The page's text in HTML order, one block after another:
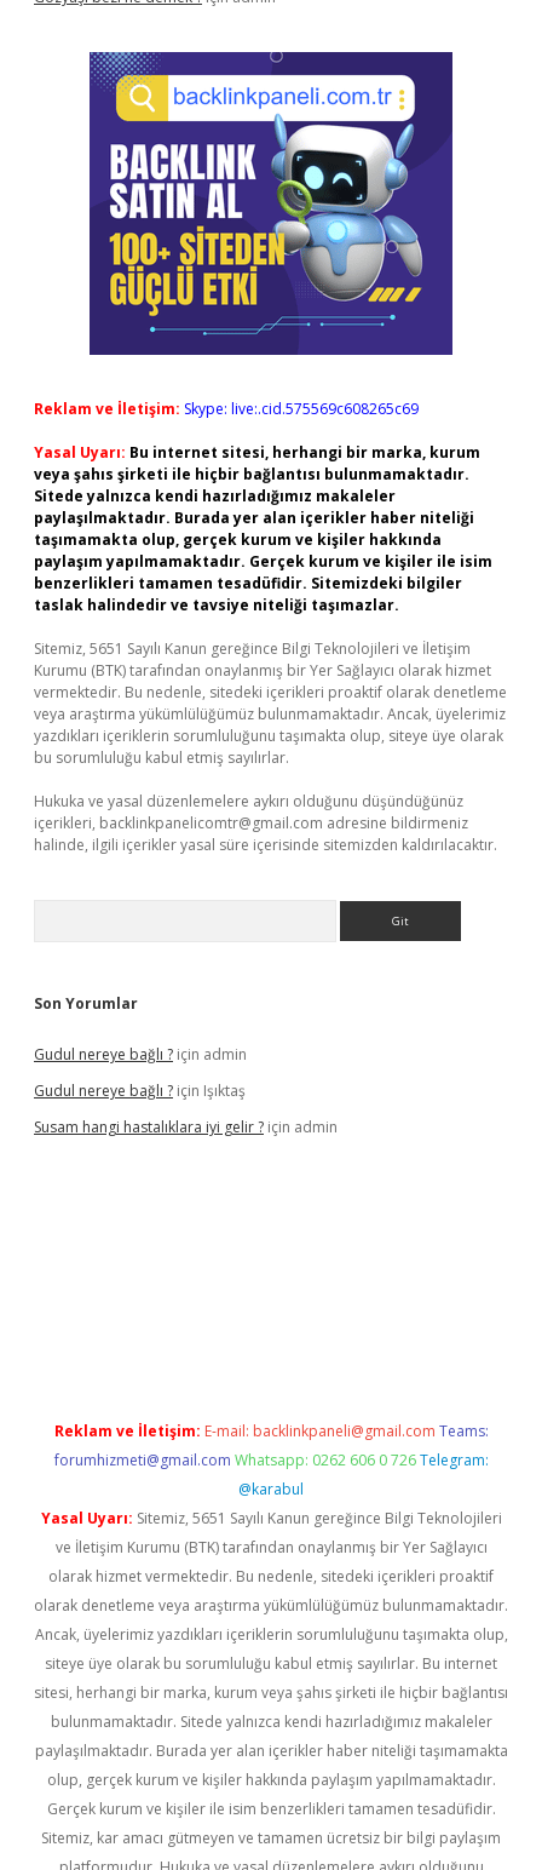
Reklam ve İletişim: Skype: live:.cid.575569c608265c69
Yasal Uyarı: Bu internet sitesi, herhangi bir marka, kurum
veya şahıs şirketi ile hiçbir bağlantısı bulunmamaktadır.
Sitede yalnızca kendi hazırladığımız makaleler
paylaşılmaktadır. Burada yer alan içerikler haber niteliği
taşımamakta olup, gerçek kurum ve kişiler hakkında
paylaşım yapılmamaktadır. Gerçek kurum ve kişiler ile isim
benzerlikleri tamamen tesadüfidir. Sitemizdeki bilgiler
taslak halindedir ve tavsiye niteliği taşımazlar.
Sitemiz, 5651 Sayılı Kanun gereğince Bilgi Teknolojileri ve İletişim
Kurumu (BTK) tarafından onaylanmış bir Yer Sağlayıcı olarak hizmet
vermektedir. Bu nedenle, sitedeki içerikleri proaktif olarak denetleme
veya araştırma yükümlülüğümüz bulunmamaktadır. Ancak, üyelerimiz
yazdıkları içeriklerin sorumluluğunu taşımakta olup, siteye üye olarak
bu sorumluluğu kabul etmiş sayılırlar.
Hukuka ve yasal düzenlemelere aykırı olduğunu düşündüğünüz
içerikleri, backlinkpanelicomtr@gmail.com adresine bildirmeniz
halinde, ilgili içerikler yasal süre içerisinde sitemizden kaldırılacaktır.
Son Yorumlar
Gudul nereye bağlı ? için admin
Gudul nereye bağlı ? için Işıktaş
Susam hangi hastalıklara iyi gelir ? için admin
Reklam ve İletişim: E-mail: backlinkpaneli@gmail.com Teams:
forumhizmeti@gmail.com Whatsapp: 0262 606 0 726 Telegram:
@karabul
Yasal Uyarı: Sitemiz, 5651 Sayılı Kanun gereğince Bilgi Teknolojileri
ve İletişim Kurumu (BTK) tarafından onaylanmış bir Yer Sağlayıcı
olarak hizmet vermektedir. Bu nedenle, sitedeki içerikleri proaktif
olarak denetleme veya araştırma yükümlülüğümüz bulunmamaktadır.
Ancak, üyelerimiz yazdıkları içeriklerin sorumluluğunu taşımakta olup,
siteye üye olarak bu sorumluluğu kabul etmiş sayılırlar. Bu internet
sitesi, herhangi bir marka, kurum veya şahıs şirketi ile hiçbir bağlantısı
bulunmamaktadır. Sitede yalnızca kendi hazırladığımız makaleler
paylaşılmaktadır. Burada yer alan içerikler haber niteliği taşımamakta
olup, gerçek kurum ve kişiler hakkında paylaşım yapılmamaktadır.
Gerçek kurum ve kişiler ile isim benzerlikleri tamamen tesadüfidir.
Sitemiz, kar amacı gütmeyen ve tamamen ücretsiz bir bilgi paylaşım